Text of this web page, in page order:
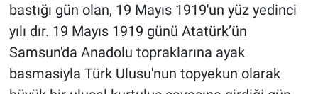
bastığı gün olan, 19 Mayıs 1919'un yüz yedinci
yılı dır. 19 Mayıs 1919 günü Atatürk’ün
Samsun'da Anadolu topraklarına ayak
basmasiyla Türk Ulusu'nun topyekun olarak